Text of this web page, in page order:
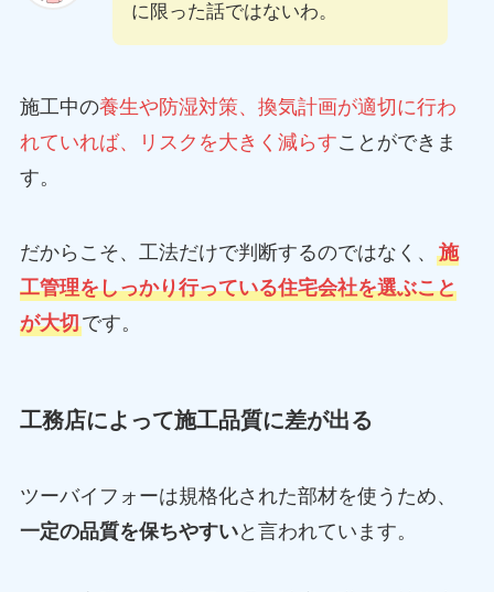
に限った話ではないわ。
施工中の養生や防湿対策、換気計画が適切に行わ
れていれば、リスクを大きく減らすことができま
す。
だからこそ、工法だけで判断するのではなく、 施
工管理をしっかり行っている住宅会社を選ぶこと
が大切です。
工務店によって施工品質に差が出る
ツーバイフォーは規格化された部材を使うため、
一定の品質を保ちやすいと言われています。